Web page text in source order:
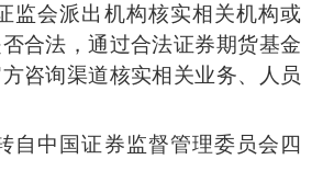
监会派出机构核实相关机构或
合法，通过合法证券期货基金
咨询渠道核实相关业务、人员
自中国证券监督管理委员会四